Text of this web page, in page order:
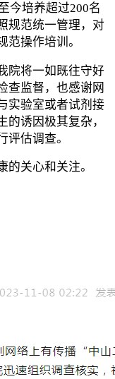
今培养超过200名
规范统一管理，对
操作培训。
院将一如既往守好
查监督，也感谢网
实验室或者试剂接
诱因极其复杂，
估调查。
关心和关注。